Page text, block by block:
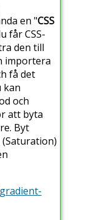
en "CSS
får CSS-
den till
importera
få det
kan
och
att byta
Byt
Saturation)